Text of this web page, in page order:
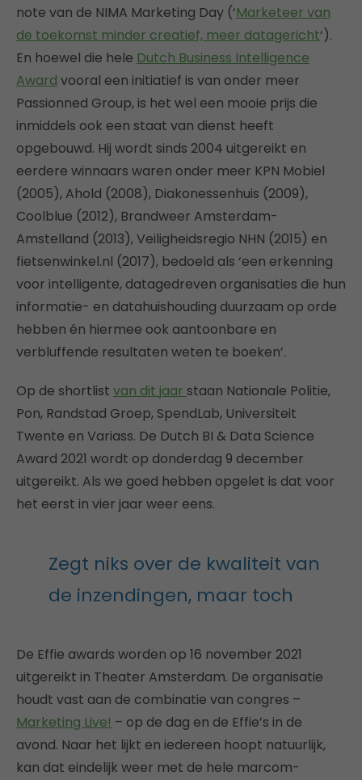
note van de NIMA Marketing Day (‘Marketeer van
de toekomst minder creatief, meer datagericht‘).
En hoewel die hele Dutch Business Intelligence
Award vooral een initiatief is van onder meer
Passionned Group, is het wel een mooie prijs die
inmiddels ook een staat van dienst heeft
opgebouwd. Hij wordt sinds 2004 uitgereikt en
eerdere winnaars waren onder meer KPN Mobiel
(2005), Ahold (2008), Diakonessenhuis (2009),
Coolblue (2012), Brandweer Amsterdam-
Amstelland (2013), Veiligheidsregio NHN (2015) en
fietsenwinkel.nl (2017), bedoeld als ‘een erkenning
voor intelligente, datagedreven organisaties die hun
informatie- en datahuishouding duurzaam op orde
hebben én hiermee ook aantoonbare en
verbluffende resultaten weten te boeken’.
Op de shortlist van dit jaar staan Nationale Politie,
Pon, Randstad Groep, SpendLab, Universiteit
Twente en Variass. De Dutch BI & Data Science
Award 2021 wordt op donderdag 9 december
uitgereikt. Als we goed hebben opgelet is dat voor
het eerst in vier jaar weer eens.
Zegt niks over de kwaliteit van
de inzendingen, maar toch
De Effie awards worden op 16 november 2021
uitgereikt in Theater Amsterdam. De organisatie
houdt vast aan de combinatie van congres –
Marketing Live! – op de dag en de Effie’s in de
avond. Naar het lijkt en iedereen hoopt natuurlijk,
kan dat eindelijk weer met de hele marcom-